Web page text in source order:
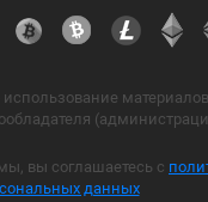
материалов
вы соглашаетесь с
данных